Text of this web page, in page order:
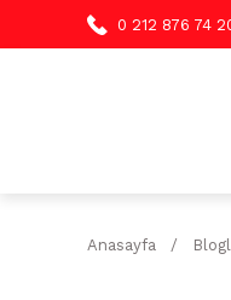
0 212 876 74
Anasayfa